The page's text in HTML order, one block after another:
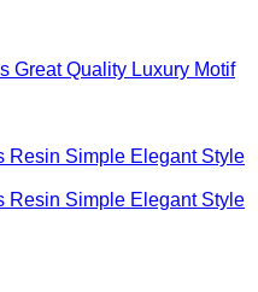
Great Quality Luxury Motif